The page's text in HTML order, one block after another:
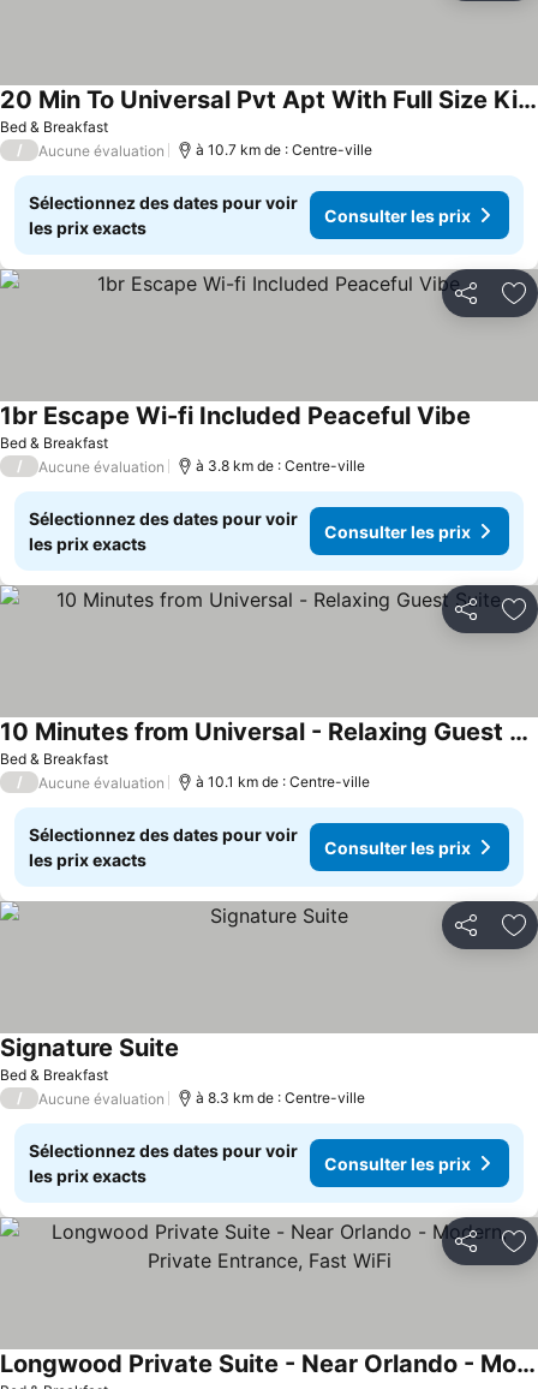
Bed & Breakfast
20 Min To Universal Pvt Apt With Full Size Kitchen
/ Aucune évaluation à 10.7 km de : Centre-ville
Sélectionnez des dates pour voir
les prix exacts
Consulter les prix
Partager
Bed & Breakfast
1br Escape Wi-fi Included Peaceful Vibe
/ Aucune évaluation à 3.8 km de : Centre-ville
Sélectionnez des dates pour voir
les prix exacts
Consulter les prix
Partager
Bed & Breakfast
10 Minutes from Universal - Relaxing Guest Suite
/ Aucune évaluation à 10.1 km de : Centre-ville
Sélectionnez des dates pour voir
les prix exacts
Consulter les prix
Partager
Bed & Breakfast
Signature Suite
/ Aucune évaluation à 8.3 km de : Centre-ville
Sélectionnez des dates pour voir
les prix exacts
Consulter les prix
Partager
Longwood Private Suite - Near Orlando - Modern, Private Entrance, Fast WiFi